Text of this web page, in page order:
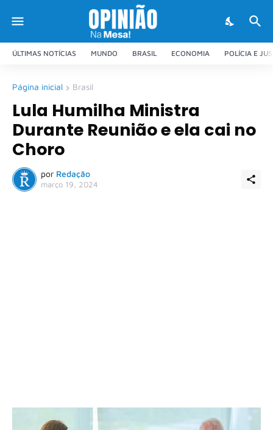
ÚLTIMAS NOTÍCIAS MUNDO BRASIL ECONOMIA POLÍCIA E
Página inicial Brasil
Lula Humilha Ministra
Durante Reunião e ela cai no
Choro
por Redação
março 19, 2024